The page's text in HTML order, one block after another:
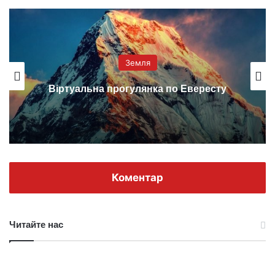
Земля
Віртуальна прогулянка по Евересту
Коментар
Читайте нас